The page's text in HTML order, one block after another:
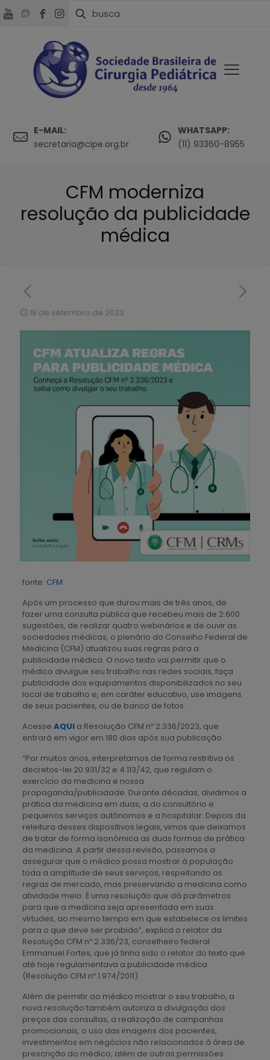
E-MAIL:
secretaria@cipe.org.br
WHATSAPP:
(11) 93360-8955
CFM moderniza
resolução da publicidade
médica
18 de setembro de 2023
fonte: CFM
Após um processo que durou mais de três anos, de
fazer uma consulta pública que recebeu mais de 2.600
sugestões, de realizar quatro webinários e de ouvir as
sociedades médicas, o plenário do Conselho Federal de
Medicina (CFM) atualizou suas regras para a
publicidade médica. O novo texto vai permitir que o
médico divulgue seu trabalho nas redes sociais, faça
publicidade dos equipamentos disponibilizados no seu
local de trabalho e, em caráter educativo, use imagens
de seus pacientes, ou de banco de fotos.
Acesse AQUIa Resolução CFM nº 2.336/2023, que
entrará em vigor em 180 dias após sua publicação.
“Por muitos anos, interpretamos de forma restritiva os
decretos-lei 20.931/32 e 4.113/42, que regulam o
exercício da medicina e nossa
propaganda/publicidade. Durante décadas, dividimos a
prática da medicina em duas, a do consultório e
pequenos serviços autônomos e a hospitalar. Depois da
releitura desses dispositivos legais, vimos que deixamos
de tratar de forma isonômica as duas formas de prática
da medicina. A partir dessa revisão, passamos a
assegurar que o médico possa mostrar à população
toda a amplitude de seus serviços, respeitando as
regras de mercado, mas preservando a medicina como
atividade meio. É uma resolução que dá parâmetros
para que a medicina seja apresentada em suas
virtudes, ao mesmo tempo em que estabelece os limites
para o que deve ser proibido”, explica o relator da
Resolução CFM nº 2.336/23, conselheiro federal
Emmanuel Fortes, que já tinha sido o relator do texto que
até hoje regulamentava a publicidade médica
(Resolução CFM nº 1.974/2011).
Além de permitir ao médico mostrar o seu trabalho, a
nova resolução também autoriza a divulgação dos
preços das consultas, a realização de campanhas
promocionais, o uso das imagens dos pacientes,
investimentos em negócios não relacionados à área de
prescrição do médico, além de outras permissões.